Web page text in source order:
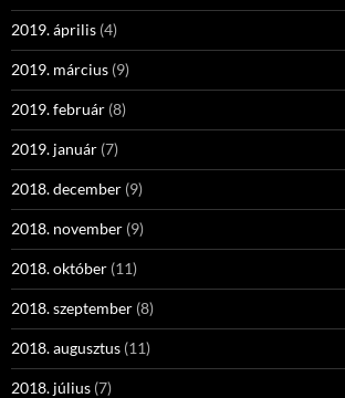
2019. április (4)
2019. március (9)
2019. február (8)
2019. január (7)
2018. december (9)
2018. november (9)
2018. október (11)
2018. szeptember (8)
2018. augusztus (11)
2018. július (7)